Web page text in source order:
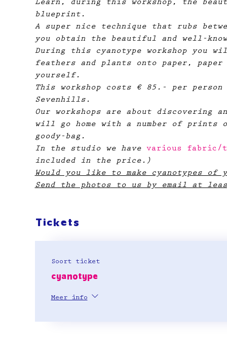
Learn, during this workshop, the
blueprint.
A super nice technique that rubs
you obtain the beautiful and well-
During this cyanotype workshop
feathers and plants onto paper,
yourself.
This workshop costs € 85.- per
Sevenhills.​
Our workshops are about discovering
will go home with a number of
goody-bag.
In the studio we have various fabric/
included in the price.)
Would you like to make cyanotypes of
Send the photos to us by email at
Tickets
Soort ticket
cyanotype
Meer info